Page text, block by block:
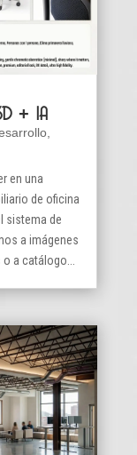
+ IA
,
en una
de oficina
sistema de
a imágenes
a catálogo...